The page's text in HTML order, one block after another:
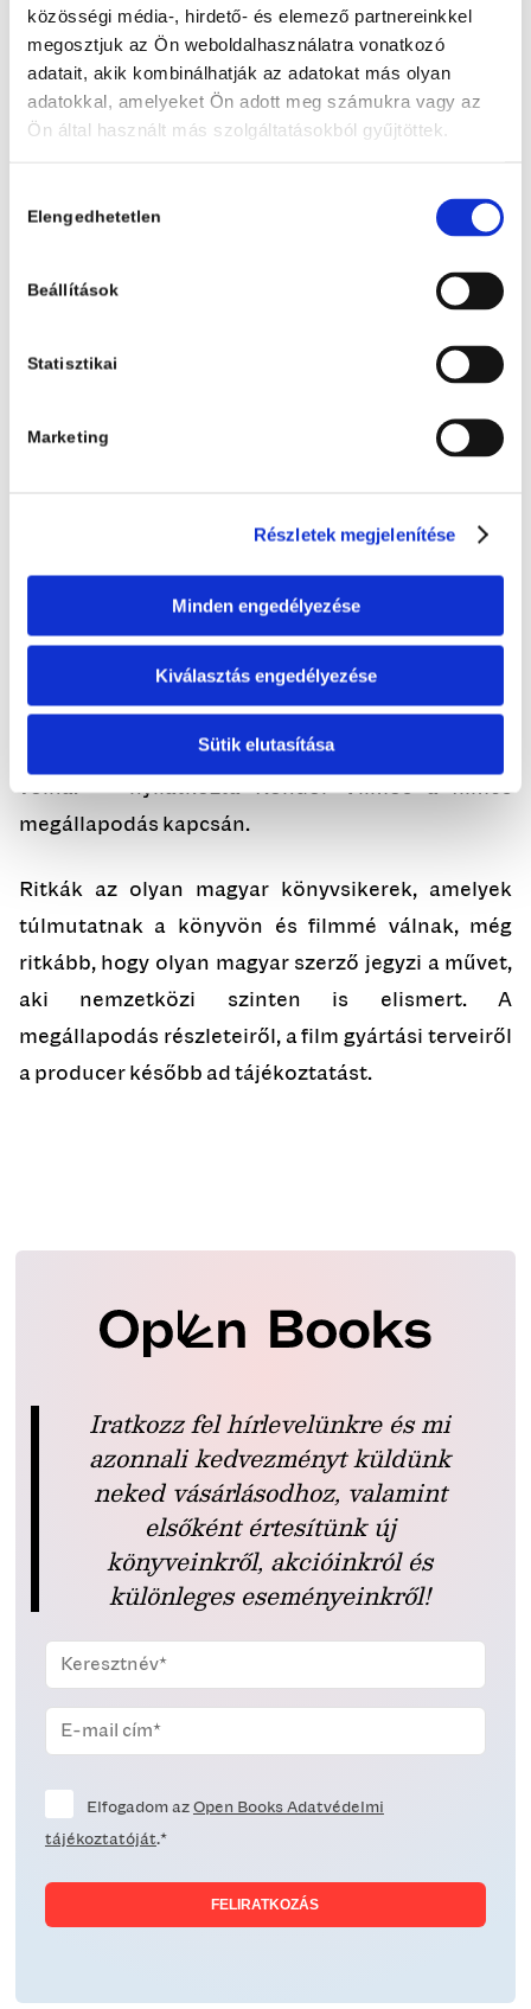
közösségi média-, hirdető- és elemező partnereinkkel
megosztjuk az Ön weboldalhasználatra vonatkozó
adatait, akik kombinálhatják az adatokat más olyan
adatokkal, amelyeket Ön adott meg számukra vagy az
Ön által használt más szolgáltatásokból gyűjtöttek.
kiválasztása
Elengedhetetlen
Beállítások
Statisztikai
Marketing
Részletek megjelenítése
Minden engedélyezése
Kiválasztás engedélyezése
Sütik elutasítása
vezetője.
Kondor Vilmos mindig is
kerülte a nyilvánosságot,
íróként visszavonultan él,
családjának szenteli, nem
Amikor a gyorsan jött filmes megállapodásról
értesült, egy pillanatra mégis elakadt a lélegzete:
“Látva, hogy mennyi magyar nagyjátékfilm és
tévésorozat készül, köztük pedig nem kevés
Második magyar köztársaság is elindult a
tortán, hogy a producerek választása pont erre a
regényre esett, mert szokatlan, mégis időszerű
témával foglalkozik – mindenki számára ismerős,
mégis különös környezetben, egy újragondolt
Budapesten. Ez a város akár ilyen is lehetett
volna.” – nyilatkozta Kondor Vilmos a filmes
megállapodás kapcsán.
Ritkák az olyan magyar könyvsikerek, amelyek
túlmutatnak a könyvön és filmmé válnak, még
ritkább, hogy olyan magyar szerző jegyzi a művet,
aki nemzetközi szinten is elismert. A
megállapodás részleteiről, a film gyártási terveiről
a producer később ad tájékoztatást.
Iratkozz fel hírlevelünkre és mi
azonnali kedvezményt küldünk
neked vásárlásodhoz, valamint
elsőként értesítünk új
könyveinkről, akcióinkról és
különleges eseményeinkről!
Elfogadom azOpen Books Adatvédelmi
tájékoztatóját.*